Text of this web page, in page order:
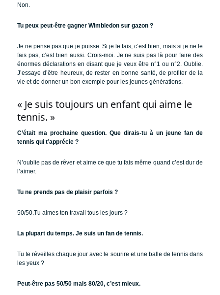
Non.
Tu peux peut-être gagner Wimbledon sur gazon ?
Je ne pense pas que je puisse. Si je le fais, c’est bien, mais si je ne le
fais pas, c’est bien aussi. Crois-moi. Je ne suis pas là pour faire des
énormes déclarations en disant que je veux être n°1 ou n°2. Oublie.
J’essaye d’être heureux, de rester en bonne santé, de profiter de la
vie et de donner un bon exemple pour les jeunes générations.
« Je suis toujours un enfant qui aime le
tennis. »
C’était ma prochaine question. Que dirais-tu à un jeune fan de
tennis qui t’apprécie ?
N’oublie pas de rêver et aime ce que tu fais même quand c’est dur de
l’aimer.
Tu ne prends pas de plaisir parfois ?
50/50.Tu aimes ton travail tous les jours ?
La plupart du temps. Je suis un fan de tennis.
Tu te réveilles chaque jour avec le sourire et une balle de tennis dans
les yeux ?
Peut-être pas 50/50 mais 80/20, c’est mieux.